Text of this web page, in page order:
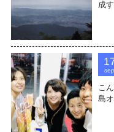
成
sep
こ
島